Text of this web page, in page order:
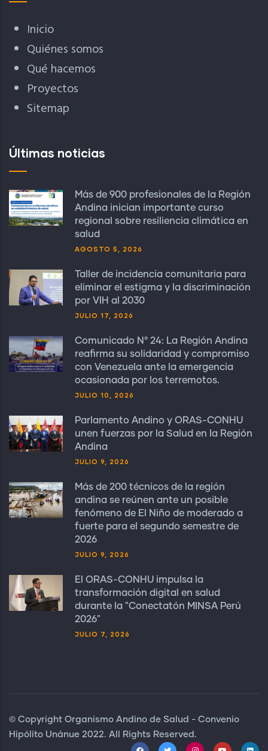
Inicio
Quiénes somos
Qué hacemos
Proyectos
Sitemap
Últimas noticias
Más de 900 profesionales de la Región
Andina inician importante curso
regional sobre resiliencia climática en
salud
AGOSTO 5, 2026
Taller de incidencia comunitaria para
eliminar el estigma y la discriminación
por VIH al 2030
JULIO 17, 2026
Comunicado N° 24: La Región Andina
reafirma su solidaridad y compromiso
con Venezuela ante la emergencia
ocasionada por los terremotos.
JULIO 10, 2026
Parlamento Andino y ORAS-CONHU
unen fuerzas por la Salud en la Región
Andina
JULIO 9, 2026
Más de 200 técnicos de la región
andina se reúnen ante un posible
fenómeno de El Niño de moderado a
fuerte para el segundo semestre de
2026
JULIO 9, 2026
El ORAS-CONHU impulsa la
transformación digital en salud
durante la "Conectatón MINSA Perú
2026"
JULIO 7, 2026
© Copyright Organismo Andino de Salud - Convenio
Hipólito Unánue 2022. All Rights Reserved.